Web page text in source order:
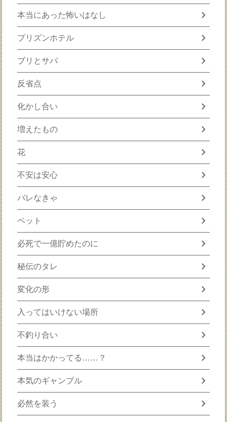
本当にあった怖いはなし chevron_right
プリズンホテル chevron_right
ブリとサバ chevron_right
反省点 chevron_right
化かし合い chevron_right
増えたもの chevron_right
花 chevron_right
不安は安心 chevron_right
バレなきゃ chevron_right
ペット chevron_right
必死で一億貯めたのに chevron_right
秘伝のタレ chevron_right
変化の形 chevron_right
入ってはいけない場所 chevron_right
不釣り合い chevron_right
本当はかかってる……？ chevron_right
本気のギャンブル chevron_right
必然を装う chevron_right